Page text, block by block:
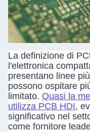
La definizione di
l'elettronica
presentano linee
possono ospitare
limitato. Quasi la
utilizza PCB HDI,
significativo nel
come fornitore